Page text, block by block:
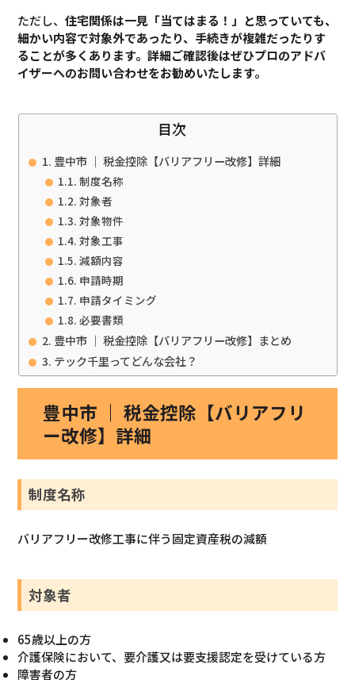
ただし、住宅関係は一見「当てはまる！」と思っていても、
細かい内容で対象外であったり、手続きが複雑だったりす
ることが多くあります。詳細ご確認後はぜひプロのアドバ
イザーへのお問い合わせをお勧めいたします。
目次
豊中市 ｜ 税金控除【バリアフリー改修】詳細
制度名称
対象者
対象物件
対象工事
減額内容
申請時期
申請タイミング
必要書類
豊中市 ｜ 税金控除【バリアフリー改修】まとめ
テック千里ってどんな会社？
豊中市 ｜ 税金控除【バリアフリ
ー改修】詳細
制度名称
バリアフリー改修工事に伴う固定資産税の減額
対象者
65歳以上の方
介護保険において、要介護又は要支援認定を受けている方
障害者の方